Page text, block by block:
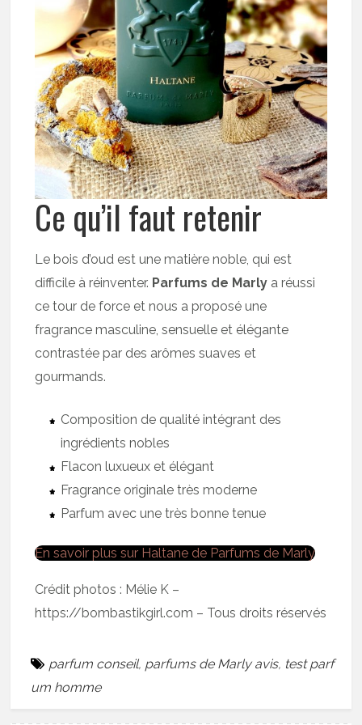
Ce qu’il faut retenir
Le bois d’oud est une matière noble, qui est
difficile à réinventer. Parfums de Marly a réussi
ce tour de force et nous a proposé une
fragrance masculine, sensuelle et élégante
contrastée par des arômes suaves et
gourmands.
Composition de qualité intégrant des
ingrédients nobles
Flacon luxueux et élégant
Fragrance originale très moderne
Parfum avec une très bonne tenue
En savoir plus sur Haltane de Parfums de Marly
Crédit photos : Mélie K –
https://bombastikgirl.com – Tous droits réservés
parfum conseil, parfums de Marly avis, test parf
um homme